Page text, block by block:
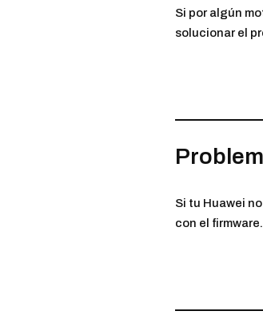
Si por algún
solucionar el
Si tu Huawei
con el